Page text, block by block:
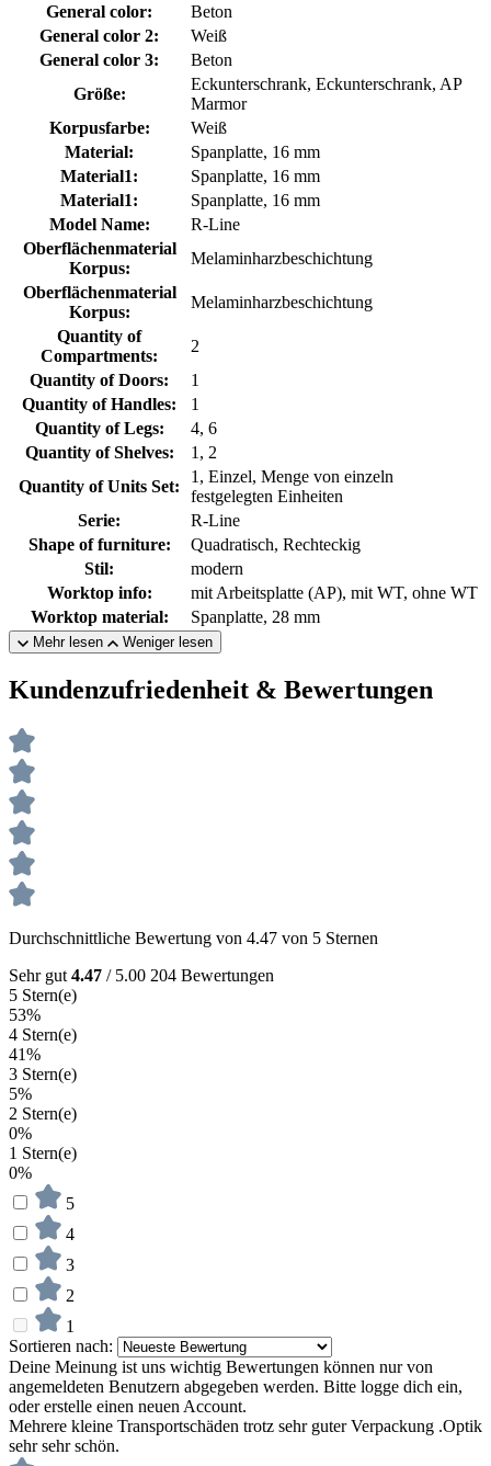
General color:
Beton
General color 2:
Weiß
General color 3:
Beton
Größe:
Eckunterschrank, Eckunterschrank, AP
Marmor
Korpusfarbe:
Weiß
Material:
Spanplatte, 16 mm
Material1:
Spanplatte, 16 mm
Material1:
Spanplatte, 16 mm
Model Name:
R-Line
Oberflächenmaterial
Korpus:
Melaminharzbeschichtung
Oberflächenmaterial
Korpus:
Melaminharzbeschichtung
Quantity of
Compartments:
2
Quantity of Doors:
1
Quantity of Handles:
1
Quantity of Legs:
4, 6
Quantity of Shelves:
1, 2
Quantity of Units Set:
1, Einzel, Menge von einzeln
festgelegten Einheiten
Serie:
R-Line
Shape of furniture:
Quadratisch, Rechteckig
Stil:
modern
Worktop info:
mit Arbeitsplatte (AP), mit WT, ohne WT
Worktop material:
Spanplatte, 28 mm
Mehr lesen Weniger lesen
Kundenzufriedenheit & Bewertungen
Durchschnittliche Bewertung von 4.47 von 5 Sternen
Sehr gut 4.47 / 5.00 204 Bewertungen
5 Stern(e)
53%
4 Stern(e)
41%
3 Stern(e)
5%
2 Stern(e)
0%
1 Stern(e)
0%
5
4
3
2
1
Sortieren nach:
Deine Meinung ist uns wichtig Bewertungen können nur von
angemeldeten Benutzern abgegeben werden. Bitte logge dich ein,
oder erstelle einen neuen Account.
Mehrere kleine Transportschäden trotz sehr guter Verpackung .Optik
sehr sehr schön.